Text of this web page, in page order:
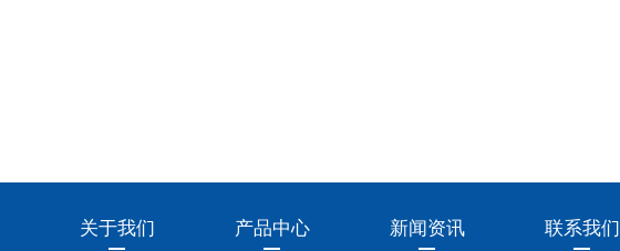
关于我们 产品中心 新闻资讯 联系我们